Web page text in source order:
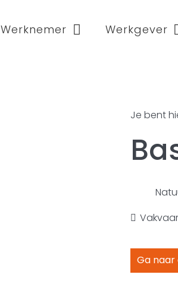
Werknemer Werkgever
Je bent
Ga